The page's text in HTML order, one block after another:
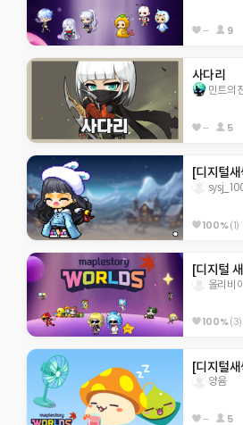
-- 9
사다리
민트의
-- 5
100%(1)
[디지털
올리비
100%(3)
양윰
-- 5